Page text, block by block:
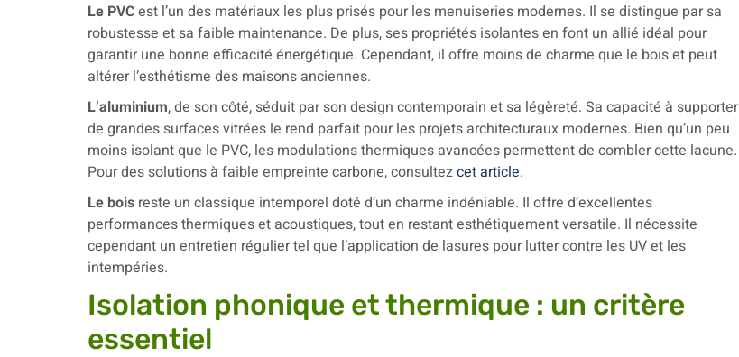
Le PVCest l’un des matériaux les plus prisés pour les menuiseries modernes. Il se distingue par sa
robustesse et sa faible maintenance. De plus, ses propriétés isolantes en font un allié idéal pour
garantir une bonne efficacité énergétique. Cependant, il offre moins de charme que le bois et peut
altérer l’esthétisme des maisons anciennes.
L’aluminium, de son côté, séduit par son design contemporain et sa légèreté. Sa capacité à supporter
de grandes surfaces vitrées le rend parfait pour les projets architecturaux modernes. Bien qu’un peu
moins isolant que le PVC, les modulations thermiques avancées permettent de combler cette lacune.
Pour des solutions à faible empreinte carbone, consultezcet article.
Le bois reste un classique intemporel doté d’un charme indéniable. Il offre d’excellentes
performances thermiques et acoustiques, tout en restant esthétiquement versatile. Il nécessite
cependant un entretien régulier tel que l’application de lasures pour lutter contre les UV et les
intempéries.
Isolation phonique et thermique : un critère
essentiel